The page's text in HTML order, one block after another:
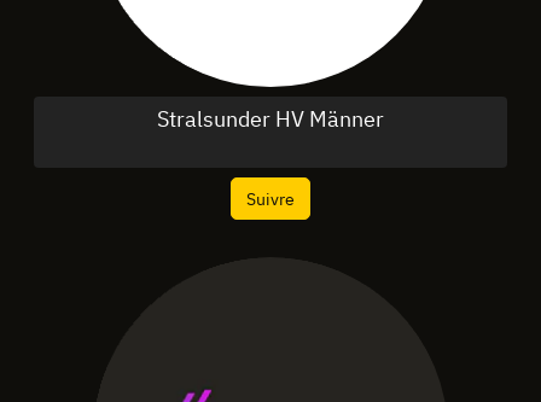
Stralsunder HV Männer
Suivre